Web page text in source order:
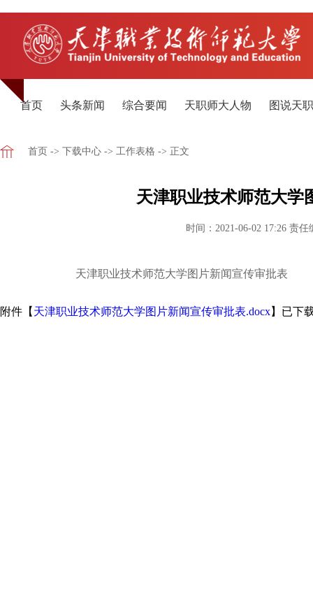
首页 头条新闻 综合要闻 天职师大人物 图说天
首页 -> 下载中心 -> 工作表格 -> 正文
天津职业技术师范大学
时间：2021-06-02 17:26 责任
天津职业技术师范大学图片新闻宣传审批表
附件【 天津职业技术师范大学图片新闻宣传审批表.docx】已下